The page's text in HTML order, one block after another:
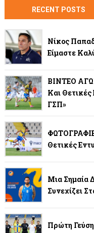
RECENT POSTS
Νίκος
Είμαστε
ΒΙΝΤΕΟ
Και
ΓΣΠ»
Θετικές
Μια Σημαία
Συνεχίζει
Πρώτη